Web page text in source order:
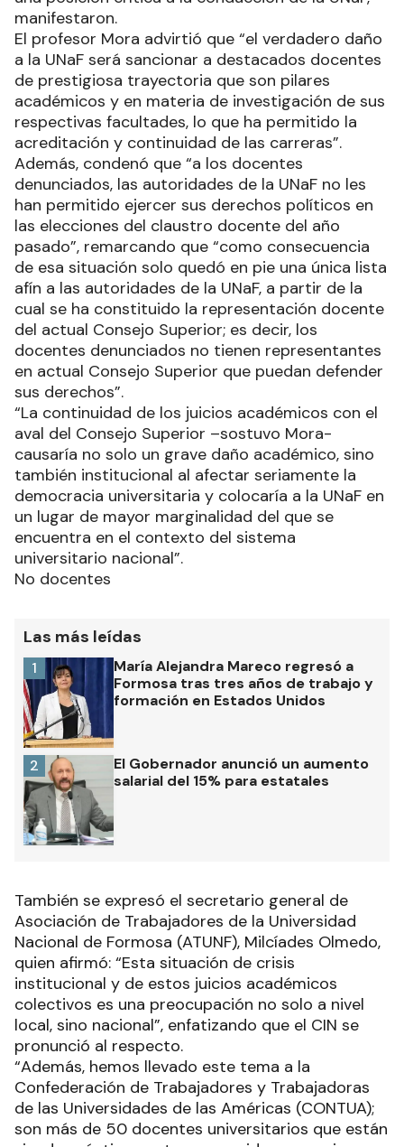
manifestaron.
El profesor Mora advirtió que “el verdadero daño
a la UNaF será sancionar a destacados docentes
de prestigiosa trayectoria que son pilares
académicos y en materia de investigación de sus
respectivas facultades, lo que ha permitido la
acreditación y continuidad de las carreras”.
Además, condenó que “a los docentes
denunciados, las autoridades de la UNaF no les
han permitido ejercer sus derechos políticos en
las elecciones del claustro docente del año
pasado”, remarcando que “como consecuencia
de esa situación solo quedó en pie una única lista
afín a las autoridades de la UNaF, a partir de la
cual se ha constituido la representación docente
del actual Consejo Superior; es decir, los
docentes denunciados no tienen representantes
en actual Consejo Superior que puedan defender
sus derechos”.
“La continuidad de los juicios académicos con el
aval del Consejo Superior –sostuvo Mora-
causaría no solo un grave daño académico, sino
también institucional al afectar seriamente la
democracia universitaria y colocaría a la UNaF en
un lugar de mayor marginalidad del que se
encuentra en el contexto del sistema
universitario nacional”.
No docentes
Las más leídas
María Alejandra Mareco regresó a
Formosa tras tres años de trabajo y
formación en Estados Unidos
1
El Gobernador anunció un aumento
salarial del 15% para estatales
2
También se expresó el secretario general de
Asociación de Trabajadores de la Universidad
Nacional de Formosa (ATUNF), Milcíades Olmedo,
quien afirmó: “Esta situación de crisis
institucional y de estos juicios académicos
colectivos es una preocupación no solo a nivel
local, sino nacional”, enfatizando que el CIN se
pronunció al respecto.
“Además, hemos llevado este tema a la
Confederación de Trabajadores y Trabajadoras
de las Universidades de las Américas (CONTUA);
son más de 50 docentes universitarios que están